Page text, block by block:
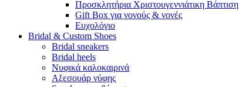
Προσκλητήρια Χριστουγεννιάτικη Βάπτιση
Gift Box για νονούς & νονές
Ευχολόγιο
Bridal & Custom Shoes
Bridal sneakers
Bridal heels
Νυφικά καλοκαιρινά
Αξεσουάρ νύφης